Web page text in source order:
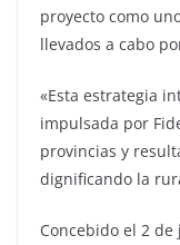
proyecto como
llevados a cabo
«Esta estrategia
impulsada por
provincias y
dignificando la
Concebido el 2